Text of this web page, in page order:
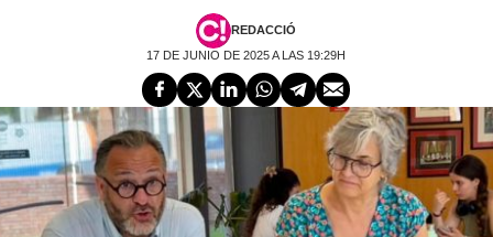
REDACCIÓ
17 DE JUNIO DE 2025 A LAS 19:29H